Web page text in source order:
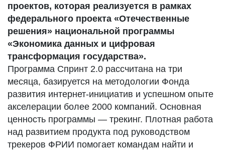
проектов, которая реализуется в рамках
федерального проекта «Отечественные
решения» национальной программы
«Экономика данных и цифровая
трансформация государства».
Программа Спринт 2.0 рассчитана на три
месяца, базируется на методологии Фонда
развития интернет-инициатив и успешном опыте
акселерации более 2000 компаний. Основная
ценность программы — трекинг. Плотная работа
над развитием продукта под руководством
трекеров ФРИИ помогает командам найти и